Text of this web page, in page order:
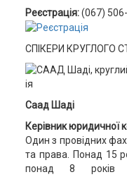
Реєстрація:(067)
СПІКЕРИ КРУГЛОГО
Саад Шаді
Керівник юридичної
Один з провідних
та права. Понад 15
понад 8 років